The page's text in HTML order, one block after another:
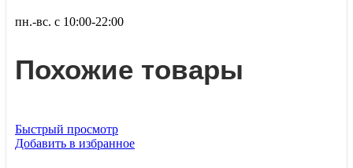
пн.-вс. с 10:00-22:00
Похожие товары
Быстрый просмотр
Добавить в избранное